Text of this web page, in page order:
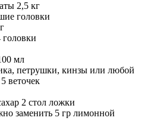
2,5 кг
головки
мл
петрушки, кинзы или любой
веточек
2 стол ложки
заменить 5 гр лимонной